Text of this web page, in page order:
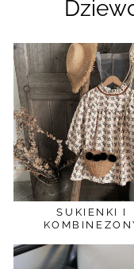
SUKIENKI I